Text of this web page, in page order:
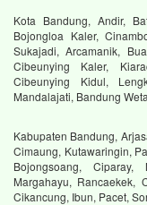
Kota Bandung, Andir,
Bojongloa Kaler,
Sukajadi, Arcamanik,
Cibeunying Kaler,
Cibeunying Kidul,
Mandalajati, Bandung
Kabupaten Bandung,
Cimaung, Kutawaringin,
Bojongsoang, Ciparay,
Margahayu, Rancaekek,
Cikancung, Ibun, Pacet,